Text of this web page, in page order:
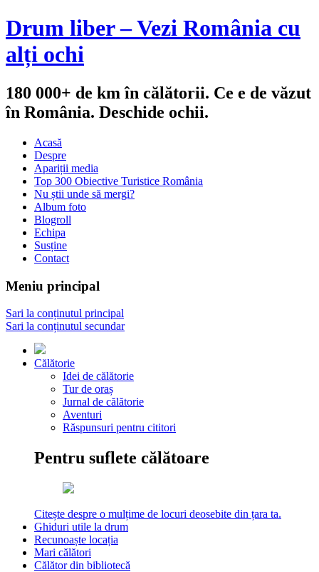
Drum liber – Vezi România cu
alți ochi
180 000+ de km în călătorii. Ce e de văzut
în România. Deschide ochii.
Acasă
Despre
Apariții media
Top 300 Obiective Turistice România
Nu știi unde să mergi?
Album foto
Blogroll
Echipa
Susține
Contact
Meniu principal
Sari la conținutul principal
Sari la conținutul secundar
Călătorie
Idei de călătorie
Tur de oraș
Jurnal de călătorie
Aventuri
Răspunsuri pentru cititori
Pentru suflete călătoare
Citește despre o mulțime de locuri deosebite din țara ta.
Ghiduri utile la drum
Recunoaște locația
Mari călători
Călător din bibliotecă